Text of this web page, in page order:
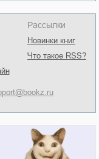
Рассылки
Новинки книг
Что такое RSS?